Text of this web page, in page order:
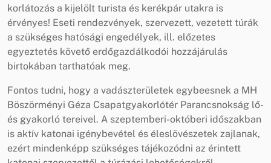
korlátozás a kijelölt turista és kerékpár utakra is
érvényes! Eseti rendezvények, szervezett, vezetett túrák
a szükséges hatósági engedélyek, ill. előzetes
egyeztetés követő erdőgazdálkodói hozzájárulás
birtokában tarthatóak meg.
Fontos tudni, hogy a vadászterületek egybeesnek a MH
Böszörményi Géza Csapatgyakorlótér Parancsnokság lő-
és gyakorló tereivel. A szeptemberi-októberi időszakban
is aktív katonai igénybevétel és éleslövészetek zajlanak,
ezért mindenképp szükséges tájékozódni az érintett